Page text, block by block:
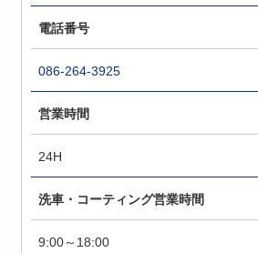
電話番号
086-264-3925
営業時間
24H
洗車・コーティング営業時間
9:00～18:00